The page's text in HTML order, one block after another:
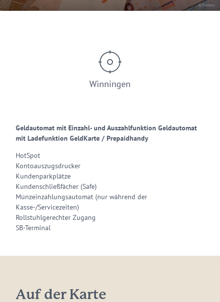
© Pixabay
Winningen
Geldautomat mit Einzahl- und Auszahlfunktion Geldautomat
mit Ladefunktion GeldKarte / Prepaidhandy
HotSpot
Kontoauszugsdrucker
Kundenparkplätze
Kundenschließfächer (Safe)
Münzeinzahlungsautomat (nur während der
Kasse-/Servicezeiten)
Rollstuhlgerechter Zugang
SB-Terminal
Auf der Karte